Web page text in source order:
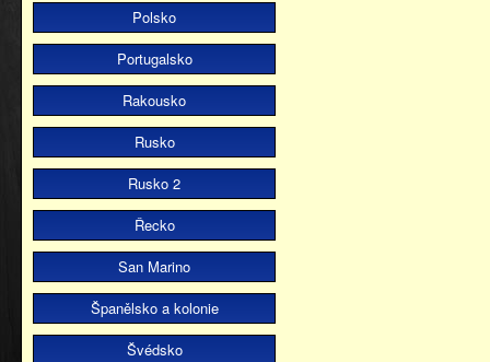
Polsko
Portugalsko
Rakousko
Rusko
Rusko 2
Řecko
San Marino
Španělsko a kolonie
Švédsko